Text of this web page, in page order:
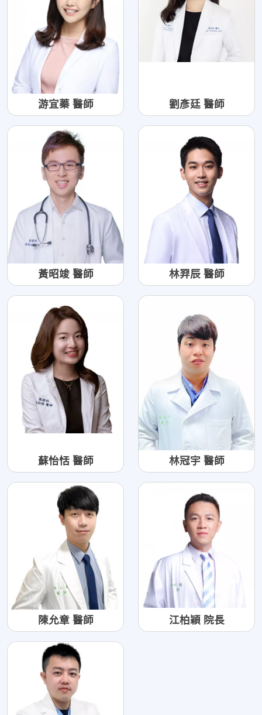
游宜蓁 醫師 劉彥廷 醫師
黃昭竣 醫師 林羿辰 醫師
蘇怡恬 醫師 林冠宇 醫師
陳允章 醫師 江柏穎 院長